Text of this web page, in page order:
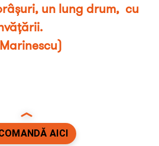
un lung drum,  cu